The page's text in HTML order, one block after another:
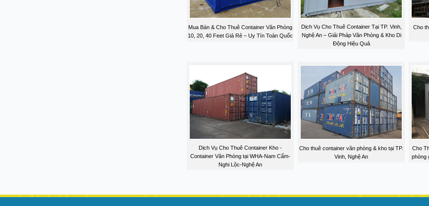
Mua Bán & Cho Thuê Container Văn Phòng
10, 20, 40 Feet Giá Rẻ – Uy Tín Toàn Quốc
Dịch Vụ Cho Thuê Container Tại TP. Vinh,
Nghệ An – Giải Pháp Văn Phòng & Kho Di
Động Hiệu Quả
Cho
Dịch Vụ Cho Thuê Container Kho -
Container Văn Phòng tại WHA-Nam Cấm-
Nghi Lộc-Nghệ An
Cho thuê container văn phòng & kho tại TP.
Vinh, Nghệ An
Cho
phòng